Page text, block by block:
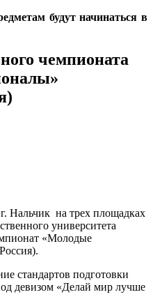
будут начинаться в
чемпионата
Нальчик на трех площадках
университета
«Молодые
стандартов подготовки
девизом «Делай мир лучше